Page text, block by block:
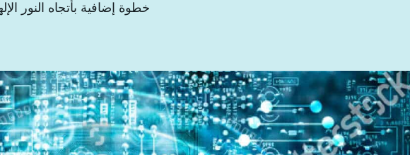
خطوة إضافية بأتجاه النور